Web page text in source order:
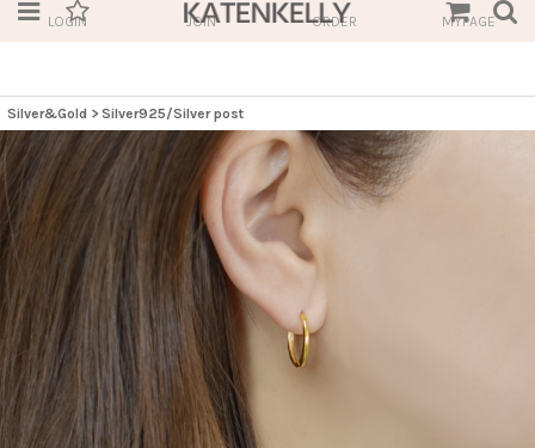
LOGIN JOIN ORDER MYPAGE
Silver&Gold > Silver925/Silver post